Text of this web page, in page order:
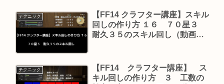
テクニック
【FF14 クラフター講座】スキル
回しの作り方 １６ ７０星３
耐久３５のスキル回し（動画付
テクニック
【FF14 クラフター講座】 ス
キル回しの作り方 ３ 工数の